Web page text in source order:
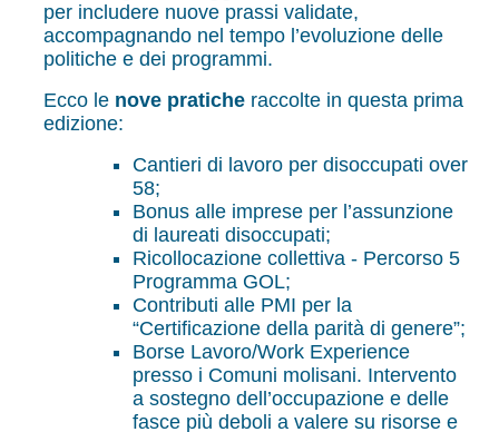
per includere nuove prassi validate,
accompagnando nel tempo l’evoluzione delle
politiche e dei programmi.
Ecco le nove pratiche raccolte in questa prima
edizione:
Cantieri di lavoro per disoccupati over
58;
Bonus alle imprese per l’assunzione
di laureati disoccupati;
Ricollocazione collettiva - Percorso 5
Programma GOL;
Contributi alle PMI per la
“Certificazione della parità di genere”;
Borse Lavoro/Work Experience
presso i Comuni molisani. Intervento
a sostegno dell’occupazione e delle
fasce più deboli a valere su risorse e